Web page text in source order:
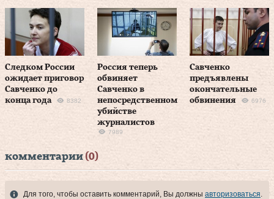
Следком России
ожидает приговор
Савченко до
конца года
8382
Россия теперь
обвиняет
Савченко в
непосредственном
убийстве
журналистов
7989
Савченко
предъявлены
окончательные
обвинения
6976
комментарии (0)
Для того, чтобы оставить комментарий, Вы должны авторизоваться